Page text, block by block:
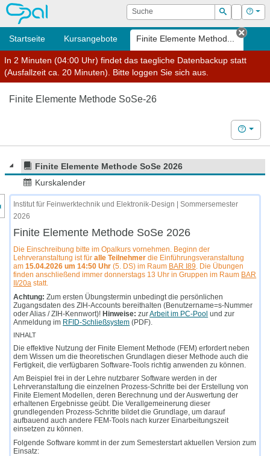
OPAL Suche
Suchen
Login Hilfe
Startseite Kursangebote Finite Elemente Method...
Tab
In 2 Minuten (04:00 Uhr) findet das taegliche Datenbackup statt
(Ausfallzeit ca. 20 Minuten). Bitte loggen Sie sich aus.
Finite Elemente Methode SoSe-26
Hilfe
Finite Elemente Methode SoSe 2026
Kurskalender
des Kursmenüs
Institut für Feinwerktechnik und Elektronik-Design | Sommersemester
2026
Finite Elemente Methode SoSe 2026
Die Einschreibung bitte im Opalkurs vornehmen. Beginn der
Lehrveranstaltung ist füralle Teilnehmer die Einführungsveranstaltung
am15.04.2026 um 14:50 Uhr (5. DS) im Raum BAR I89. Die Übungen
finden anschließend immer donnerstags 13 Uhr in Gruppen im Raum BAR
II/20a statt.
Achtung: Zum ersten Übungstermin unbedingt die persönlichen
Zugangsdaten des ZIH-Accounts bereithalten (Benutzername=s-Nummer
oder Alias / ZIH-Kennwort)!Hinweise: zurArbeit im PC-Pool und zur
Anmeldung im RFID-Schließsystem (PDF).
INHALT
Die effektive Nutzung der Finite Element Methode (FEM) erfordert neben
dem Wissen um die theoretischen Grundlagen dieser Methode auch die
Fertigkeit, die verfügbaren Software-Tools richtig anwenden zu können.
Am Beispiel frei in der Lehre nutzbarer Software werden in der
Lehrveranstaltung die einzelnen Prozess-Schritte bei der Erstellung von
Finite Element Modellen, deren Berechnung und der Auswertung der
erhaltenen Ergebnisse geübt. Die Verallgemeinerung dieser
grundlegenden Prozess-Schritte bildet die Grundlage, um darauf
aufbauend auch andere FEM-Tools nach kurzer Einarbeitungszeit
einsetzen zu können.
Folgende Software kommt in der zum Semesterstart aktuellen Version zum
Einsatz: